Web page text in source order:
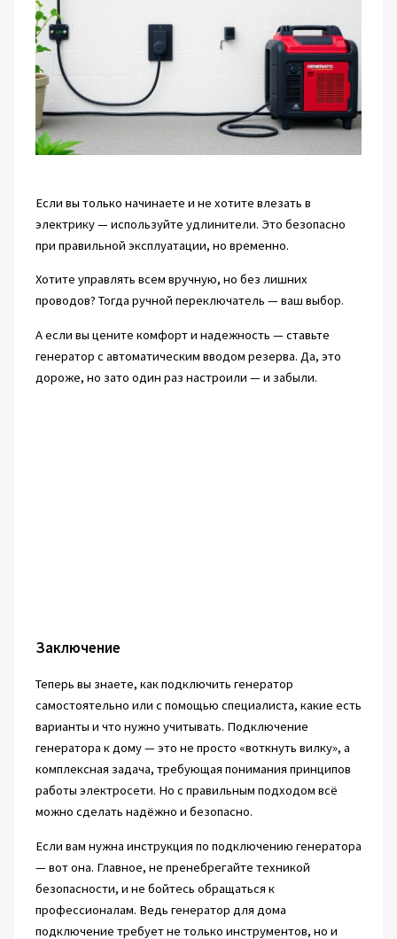
Если вы только начинаете и не хотите влезать в
электрику — используйте удлинители. Это безопасно
при правильной эксплуатации, но временно.
Хотите управлять всем вручную, но без лишних
проводов? Тогда ручной переключатель — ваш выбор.
А если вы цените комфорт и надежность — ставьте
генератор с автоматическим вводом резерва. Да, это
дороже, но зато один раз настроили — и забыли.
Заключение
Теперь вы знаете, как подключить генератор
самостоятельно или с помощью специалиста, какие есть
варианты и что нужно учитывать. Подключение
генератора к дому — это не просто «воткнуть вилку», а
комплексная задача, требующая понимания принципов
работы электросети. Но с правильным подходом всё
можно сделать надёжно и безопасно.
Если вам нужна инструкция по подключению генератора
— вот она. Главное, не пренебрегайте техникой
безопасности, и не бойтесь обращаться к
профессионалам. Ведь генератор для дома
подключение требует не только инструментов, но и